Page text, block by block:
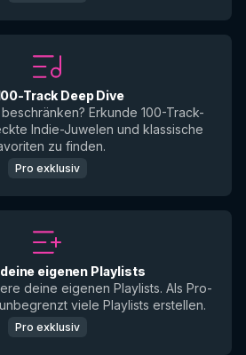
Track Deep Dive
Erkunde 100-Track-
Indie-Juwelen und klassische
zu finden.
Pro exklusiv
eigenen Playlists
deine eigenen Playlists. Als Pro-
viele Playlists erstellen.
Pro exklusiv